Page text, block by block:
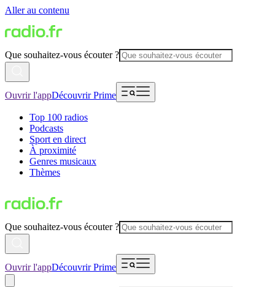
Aller au contenu
Que souhaitez-vous écouter ?
Ouvrir l'appDécouvrir Prime
Top 100 radios
Podcasts
Sport en direct
À proximité
Genres musicaux
Thèmes
Que souhaitez-vous écouter ?
Ouvrir l'appDécouvrir Prime